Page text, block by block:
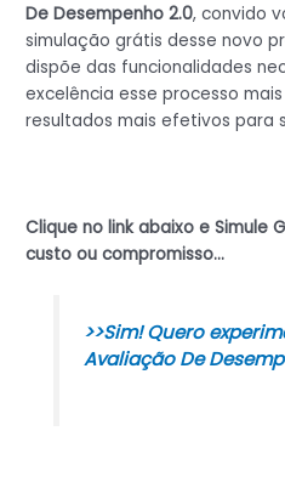
De Desempenho 2.0, convido
simulação grátis desse novo
dispõe das funcionalidades
excelência esse processo
resultados mais efetivos para
Clique no link abaixo e Simule
custo ou compromisso…
>>Sim! Quero
Avaliação De